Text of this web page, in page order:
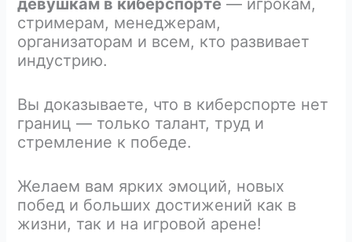
девушкам в киберспорте — игрокам,
стримерам, менеджерам,
организаторам и всем, кто развивает
индустрию.
Вы доказываете, что в киберспорте нет
границ — только талант, труд и
стремление к победе.
Желаем вам ярких эмоций, новых
побед и больших достижений как в
жизни, так и на игровой арене!